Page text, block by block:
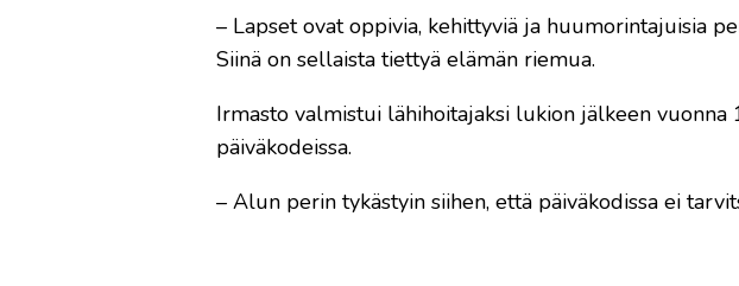
– Lapset ovat oppivia, kehittyviä ja huumorintajuisia
Siinä on sellaista tiettyä elämän riemua.
Irmasto valmistui lähihoitajaksi lukion jälkeen
päiväkodeissa.
– Alun perin tykästyin siihen, että päiväkodissa ei